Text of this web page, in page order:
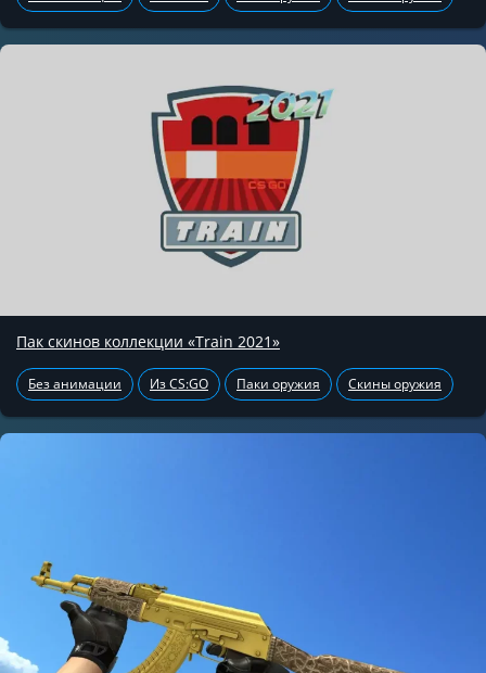
Пак скинов коллекции «Train 2021»
Без анимации Из CS:GO Паки оружия Скины оружия